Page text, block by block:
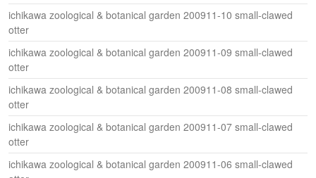
ichikawa zoological & botanical garden 200911-10 small-clawed
otter
ichikawa zoological & botanical garden 200911-09 small-clawed
otter
ichikawa zoological & botanical garden 200911-08 small-clawed
otter
ichikawa zoological & botanical garden 200911-07 small-clawed
otter
ichikawa zoological & botanical garden 200911-06 small-clawed